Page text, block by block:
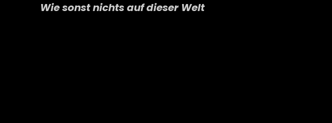
Wie sonst nichts auf dieser Welt